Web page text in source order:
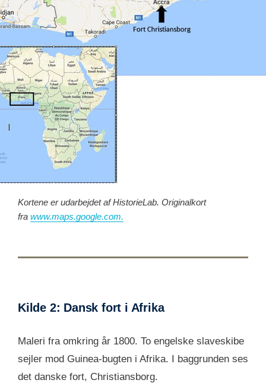
Kortene er udarbejdet af HistorieLab. Originalkort
fra www.maps.google.com.
Kilde 2: Dansk fort i Afrika
Maleri fra omkring år 1800. To engelske slaveskibe
sejler mod Guinea-bugten i Afrika. I baggrunden ses
det danske fort, Christiansborg.